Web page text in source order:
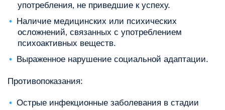
употребления‚ не приведшие к успеху.
Наличие медицинских или психических
осложнений‚ связанных с употреблением
психоактивных веществ.
Выраженное нарушение социальной адаптации.
Противопоказания:
Острые инфекционные заболевания в стадии